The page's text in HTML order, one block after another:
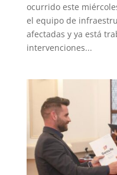
ocurrido este
el equipo de
afectadas y ya está
intervenciones...